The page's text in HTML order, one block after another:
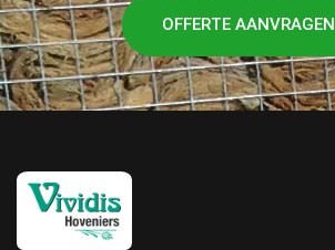
OFFERTE AANVRAGEN